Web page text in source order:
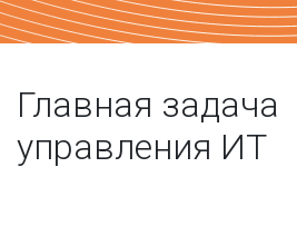
Главная задача
управления ИТ